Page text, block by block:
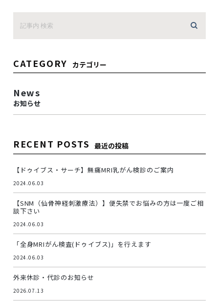
CATEGORY カテゴリー
News
お知らせ
RECENT POSTS 最近の投稿
【ドゥイブス・サーチ】無痛MRI乳がん検診のご案内
2024.06.03
【SNM（仙骨神経刺激療法）】便失禁でお悩みの方は一度ご相
談下さい
2024.06.03
「全身MRIがん検査(ドゥイブス)」を行えます
2024.06.03
外来休診・代診のお知らせ
2026.07.13